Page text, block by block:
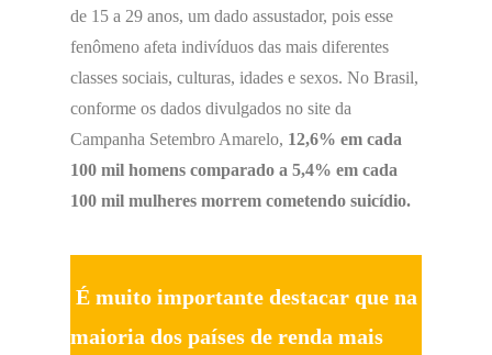
de 15 a 29 anos, um dado assustador, pois esse
fenômeno afeta indivíduos das mais diferentes
classes sociais, culturas, idades e sexos. No Brasil,
conforme os dados divulgados no site da
Campanha Setembro Amarelo, 12,6% em cada
100 mil homens comparado a 5,4% em cada
100 mil mulheres morrem cometendo suicídio.
É muito importante destacar que na
maioria dos países de renda mais